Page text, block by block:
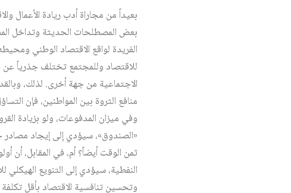
بعيداً من مجاراة أدب ريادة الأعمال
بعض المصطلحات الحديثة وتداخل
الفريدة لواقع الاقتصاد الوطني
للاقتصاد وللمجتمع تختلف جذرياً عن
الاجتماعية من جهة أخرى. لذلك،
منافع الثروة بين المواطنين، فإن
وفي ميزان المدفوعات، ولو بزيادة
«الصندوق»، سيؤدي إلى إيجاد مصادر
ثمن الوقت أيضاً؟ أم، في المقابل، أن
النفطية، سيؤدي إلى التنويع الهيكلي
وتحسين تنافسية الاقتصاد بأقل